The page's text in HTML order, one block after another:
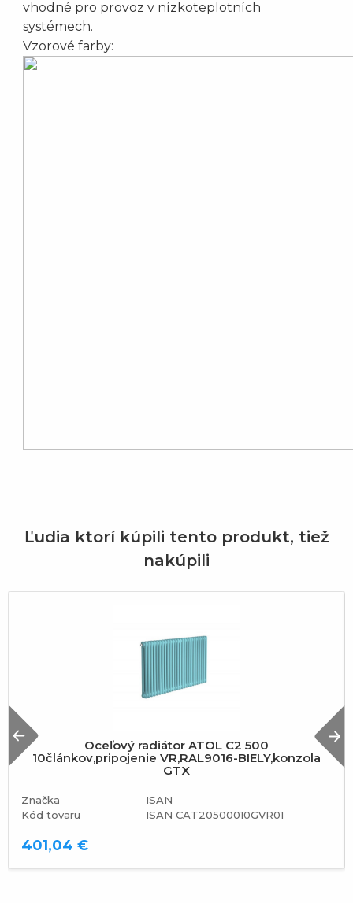
vhodné pro provoz v nízkoteplotních
systémech.
Vzorové farby:
Ľudia ktorí kúpili tento produkt, tiež
nakúpili
Oceľový radiátor ATOL C2 500
10článkov,pripojenie VR,RAL9016-BIELY,konzola
GTX
Značka
ISAN
Kód tovaru
ISAN CAT20500010GVR01
401,04 €